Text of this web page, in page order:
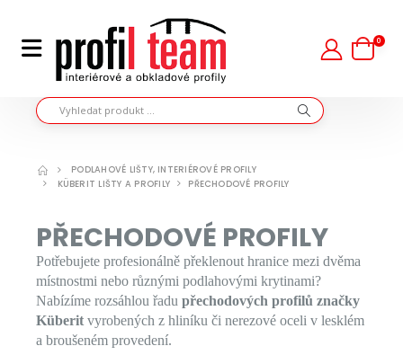
0
PODLAHOVÉ LIŠTY, INTERIÉROVÉ PROFILY
KÜBERIT LIŠTY A PROFILY
PŘECHODOVÉ PROFILY
PŘECHODOVÉ PROFILY
Potřebujete profesionálně překlenout hranice mezi dvěma
místnostmi nebo různými podlahovými krytinami?
Nabízíme rozsáhlou řadu přechodových profilů značky
Küberit vyrobených z hliníku či nerezové oceli v lesklém
a broušeném provedení.